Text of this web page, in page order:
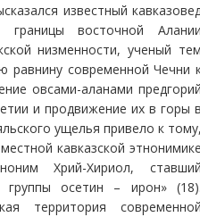
известный
восточной
низменности, ученый
равнину современной Чечни
овсами-аланами
и продвижение их в горы
ущелья привело к
кавказской
Хрий-Хириол,
группы осетин – ирон»
территория